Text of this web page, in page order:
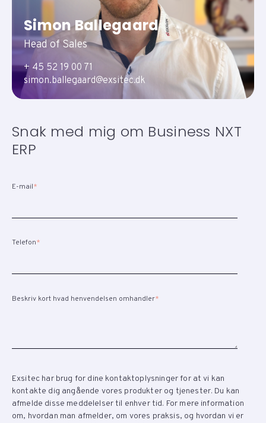
Simon Ballegaard
Head of Sales
+ 45 52 19 00 71
simon.ballegaard@exsitec.dk
Snak med mig om Business NXT
ERP
E-mail*
Telefon*
Beskriv kort hvad henvendelsen omhandler*
Exsitec har brug for dine kontaktoplysninger for at vi kan
kontakte dig angående vores produkter og tjenester. Du kan
afmelde disse meddelelser til enhver tid. For mere information
om, hvordan man afmelder, om vores praksis, og hvordan vi er